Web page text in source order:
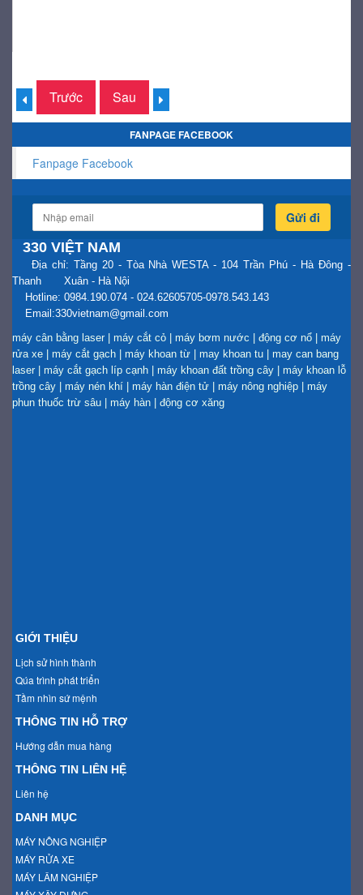
Trước Sau
FANPAGE FACEBOOK
Fanpage Facebook
Gửi đi
330 VIỆT NAM
Địa chỉ: Tầng 20 - Tòa Nhà WESTA - 104 Trần Phú - Hà Đông -
Thanh Xuân - Hà Nội
Hotline: 0984.190.074 - 024.62605705-0978.543.143
Email:330vietnam@gmail.com
máy cân bằng laser | máy cắt cỏ | máy bơm nước | động cơ nổ | máy
rửa xe | máy cắt gạch | máy khoan từ | may khoan tu | may can bang
laser | máy cắt gạch líp cạnh | máy khoan đất trồng cây | máy khoan lỗ
trồng cây | máy nén khí | máy hàn điện tử | máy nông nghiệp | máy
phun thuốc trừ sâu | máy hàn | động cơ xăng
GIỚI THIỆU
Lịch sử hình thành
Qúa trình phát triển
Tầm nhìn sứ mệnh
THÔNG TIN HỖ TRỢ
Hướng dẫn mua hàng
THÔNG TIN LIÊN HỆ
Liên hệ
DANH MỤC
MÁY NÔNG NGHIỆP
MÁY RỬA XE
MÁY LÂM NGHIỆP